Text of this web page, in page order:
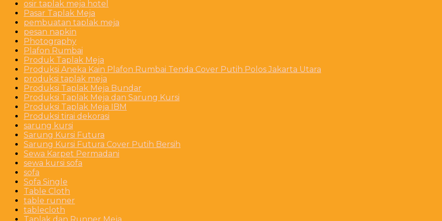
osir taplak meja hotel
Pasar Taplak Meja
pembuatan taplak meja
pesan napkin
Photography
Plafon Rumbai
Produk Taplak Meja
Produksi Aneka Kain Plafon Rumbai Tenda Cover Putih Polos Jakarta Utara
produksi taplak meja
Produksi Taplak Meja Bundar
Produksi Taplak Meja dan Sarung Kursi
Produksi Taplak Meja IBM
Produksi tirai dekorasi
sarung kursi
Sarung Kursi Futura
Sarung Kursi Futura Cover Putih Bersih
Sewa Karpet Permadani
sewa kursi sofa
sofa
Sofa Single
Table Cloth
table runner
tablecloth